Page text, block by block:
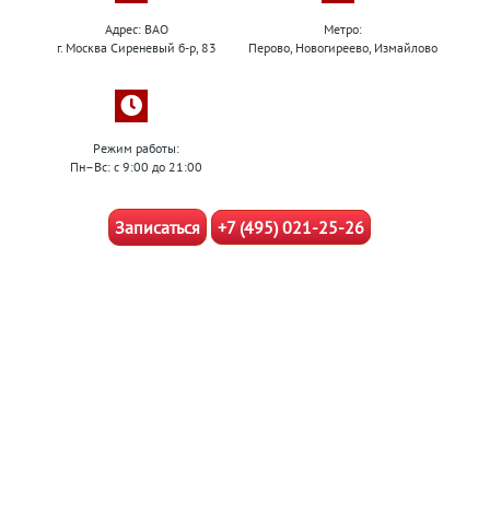
Адрес: ВАО
г. Москва Сиреневый б-р, 83
Метро:
Перово, Новогиреево, Измайлово
Режим работы:
Пн–Вс: с 9:00 до 21:00
Записаться +7 (495) 021-25-26